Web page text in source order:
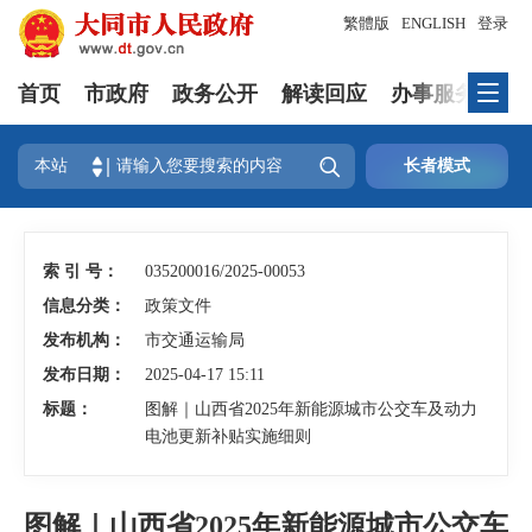
登录
繁體版 ENGLISH
首页 市政府 政务公开 解读回应 办事服务
本站  长者模式
索 引 号：
035200016/2025-00053
信息分类：
政策文件
发布机构：
市交通运输局
发布日期：
2025-04-17 15:11
标题：
图解｜山西省2025年新能源城市公交车及动力
电池更新补贴实施细则